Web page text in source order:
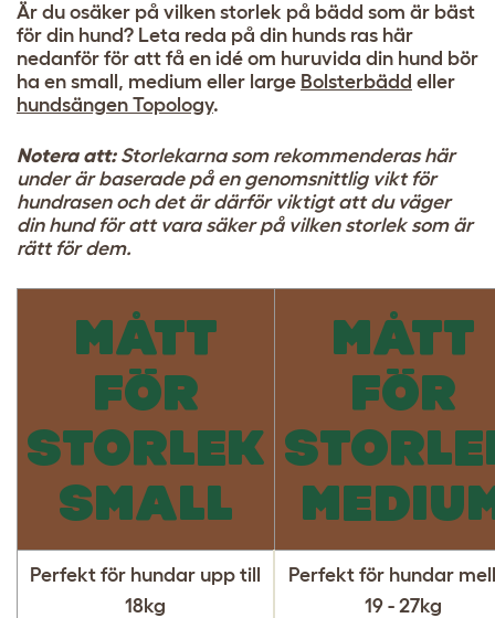
Är du osäker på vilken storlek på bädd som är bäst
för din hund? Leta reda på din hunds ras här
nedanför för att få en idé om huruvida din hund bör
ha en small, medium eller large Bolsterbädd eller
hundsängen Topology.
Notera att:Storlekarna som rekommenderas här
under är baserade på en genomsnittlig vikt för
hundrasen och det är därför viktigt att du väger
din hund för att vara säker på vilken storlek som är
rätt för dem.
MÅTT
FÖR
STORLEK
SMALL
MÅTT
FÖR
Perfekt för hundar upp till
18kg
Perfekt för hundar
19 - 27kg